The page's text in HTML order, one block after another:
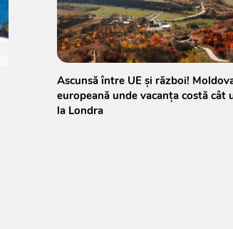
Ascunsă între UE și război!
europeană unde vacanța costă cât
la Londra